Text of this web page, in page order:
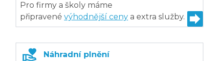
Pro firmy a školy máme
připravené výhodnější ceny a extra služby.
Náhradní plnění